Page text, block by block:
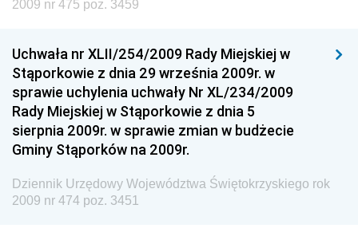
Dziennik Urzędowy Ministra Rozwoju
Dziennik Urzędowy Ministra Infrastruktury i
Budownictwa
Dziennik Urzędowy Ministra Gospodarki Morskiej i
Żeglugi Śródlądowej
Dziennik Urzędowy Ministra Energii
Dziennik Urzędowy Ministra Finansów
2009 nr 475 poz. 3459
Uchwała nr XLII/254/2009 Rady Miejskiej w
Stąporkowie z dnia 29 września 2009r. w
sprawie uchylenia uchwały Nr XL/234/2009
Rady Miejskiej w Stąporkowie z dnia 5
sierpnia 2009r. w sprawie zmian w budżecie
Gminy Stąporków na 2009r.
Dziennik Urzędowy Województwa Świętokrzyskiego rok
2009 nr 474 poz. 3451